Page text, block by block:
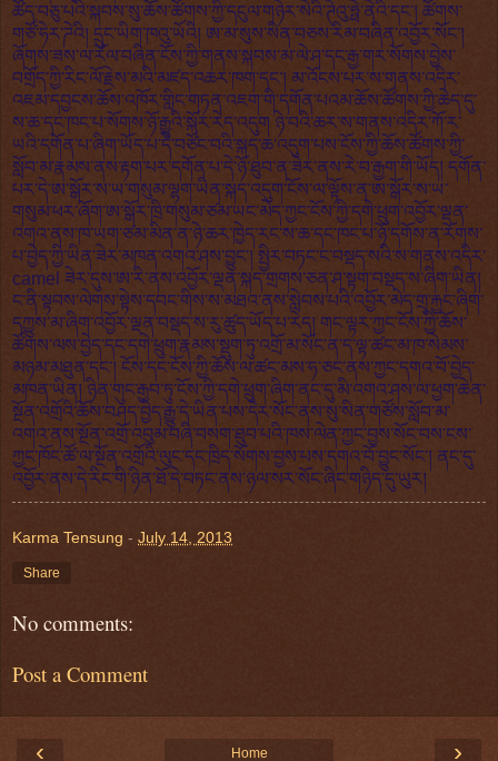
ཚོད་བཅུ་པའི་སྐབས་སུ་ཆོས་ཚོགས་ཀྱི་དངུལ་གཉེར་སེའི་ཊེའུ་ཧྥེ་ནེའི་དང་། ཚོགས་
གཙོ་ཧེར་ཌེའི། དྲུང་ཡིག་ཁའུ་ཡོའི། ཨ་མ་སུས་སིན་བཅས་རིམ་བཞིན་འབྱོར་སོང་།
ཞོགས་ཟས་ལ་རོལ་བཞིན་ངོས་ཀྱི་གནས་སྐབས་མ་ལེ་ཤ་དང་རྒྱ་གར་སོགས་བྱེས་
བགྲོད་ཀྱི་རིང་ལོ་རྗེས་མའི་མཛད་འཆར་ཁག་དང་། མ་འོངས་པར་ས་གནས་འདིར་
འཇམ་དབྱངས་ཆོས་འཁོར་གླིང་གཏན་འཇག་གི་དགོན་པའམ་ཆོས་ཚོགས་ཀྱི་ཆེད་དུ་
ས་ཆ་དང་ཁང་པ་སོགས་ཉོ་རྒྱུའི་སྐོར་རེད་འདུག ཉེ་བའི་ཆར་ས་གནས་འདིར་ཀོ་ར་
ཡའི་དགོན་པ་ཞིག་ཡོད་པ་དེ་བཙོང་བའི་སྐད་ཆ་འདུག་པས་ངོས་ཀྱི་ཆོས་ཚོགས་ཀྱི་
སློབ་མ་རྣམས་ནས་རྟག་པར་དགོན་པ་དེ་ཉོ་ཐུབ་ན་ཟེར་ནས་རེ་བ་རྒྱག་གི་ཡོད། དགོན་
པར་དེ་ཨ་སྒོར་ས་ཡ་གསུམ་ལྷག་ཡིན་སྐད་འདུག་ངོས་ལ་ལྟོས་ན་ཨ་སྒོར་ས་ཡ་
གསུམ་ཕར་ཞོག་ཨ་སྒོར་ཁྲི་གསུམ་ཙམ་ཡང་མེད་ཀྱང་ངོས་ཀྱི་དགེ་ཕྲུག་འབྱོར་ལྡན་
འགའ་ནས་ཁ་ཡག་ཙམ་མིན་ན་ཉེ་ཆར་ཁྱེད་རང་ས་ཆ་དང་ཁང་པ་ཉོ་དགོས་ན་རོགས་
པ་བྱེད་ཀྱི་ཡིན་ཟེར་མཁན་འགའ་ཤས་བྱུང་། སྤྱིར་བཏང་ང་བསྡད་སའི་ས་གནས་འདིར་
camel ཟེར་དུས་ཨ་རི་ནས་འབྱོར་ལྡན་སྐད་གྲགས་ཅན་ཤ་སྟག་བསྡད་ས་ཞིག་ཡིན།
ང་ནི་སྟབས་ལེགས་སྟེས་དབང་གིས་ས་མཐའ་ནས་སླེབས་པའི་འབྱོར་མེད་གྲྭ་རྐྱང་ཞིག་
དཀྱུས་མ་ཞིག་འབྱོར་ལྡན་བསྡད་ས་རུ་ཚུད་ཡོད་པ་རེད། གང་ལྟར་ཀྱང་ངོས་ཀྱི་ཆོས་
ཚོགས་ལས་བྱེད་དང་དགེ་ཕྲུག་རྣམས་སྡུག་ཏུ་འགྲོ་མ་སོང་ན་ད་ལྟ་ཚང་མ་ཁ་སེམས་
མཉམ་མཐུན་དང་། ངོས་དང་ངོས་ཀྱི་ཆོས་ལ་ཚང་མས་ཧ་ཅང་ནས་ཀྱང་དགའ་བོ་བྱེད་
མཁན་ཡིན། ཉིན་གུང་རྒྱབ་ཏུ་ངོས་ཀྱི་དགེ་ཕྲུག་ཞིག་ནང་དུ་མི་འགའ་ཤས་ལ་ཕྱག་ཆེན་
སྔོན་འགྲོའི་ཆོས་བཤད་བྱེད་རྒྱུ་དེ་ཡིན་པས་དེར་སོང་ནས་སུ་སིན་གཙོས་སློབ་མ་
འགའ་ནས་སྔོན་འགྲོ་འབུམ་བཞི་བསག་ཐུབ་པའི་ཁས་ལེན་ཀྱང་བྱས་སོང་བས་ངས་
ཀྱང་ཁོང་ཚོ་ལ་སྔོན་འགྲོའི་ལུང་དང་ཁྲིད་སོགས་བྱས་པས་དགའ་བོ་བྱུང་སོང་། ནང་དུ་
འབྱོར་ནས་དེ་རིང་གི་ཉིན་ཐོ་དེ་བཏང་ནས་ཉལ་སར་སོང་ཞིང་གཉིད་དུ་ཡུར།
Karma Tensung - July 14, 2013
Share
No comments:
Post a Comment
‹ ›
Home